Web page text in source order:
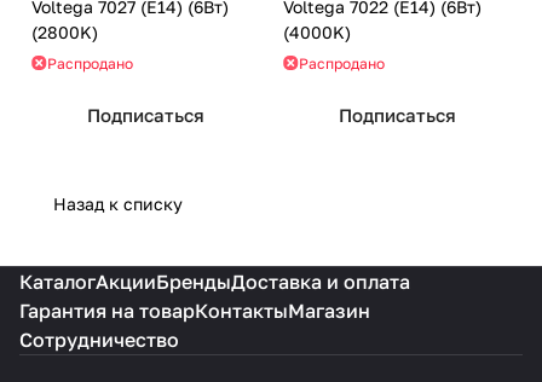
Voltega 7027 (E14) (6Вт)
(2800K)
Распродано
Подписаться
Voltega 7022 (E14) (6Вт)
(4000K)
Распродано
Подписаться
Назад к списку
КаталогАкцииБрендыДоставка и оплата
Гарантия на товарКонтактыМагазин
Сотрудничество